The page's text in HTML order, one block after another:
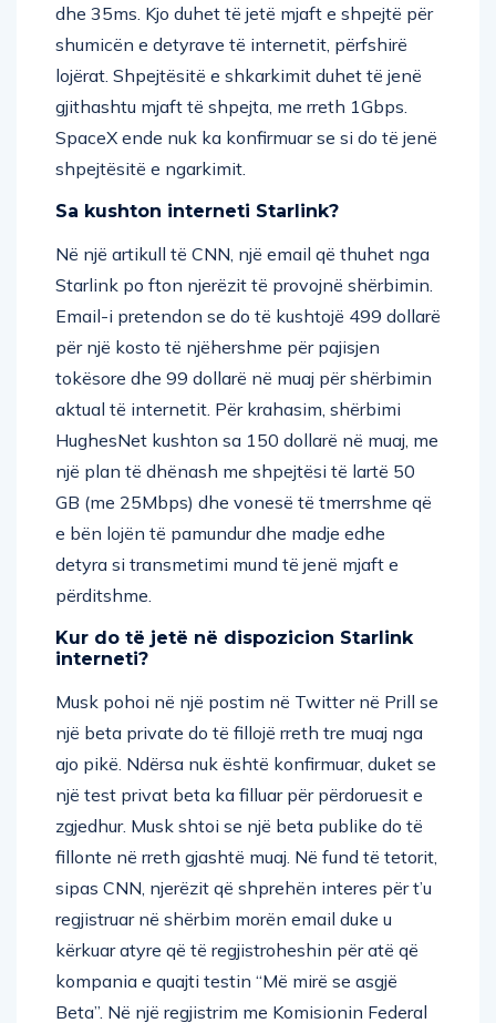
dhe 35ms. Kjo duhet të jetë mjaft e shpejtë për
shumicën e detyrave të internetit, përfshirë
lojërat. Shpejtësitë e shkarkimit duhet të jenë
gjithashtu mjaft të shpejta, me rreth 1Gbps.
SpaceX ende nuk ka konfirmuar se si do të jenë
shpejtësitë e ngarkimit.
Sa kushton interneti Starlink?
Në një artikull të CNN, një email që thuhet nga
Starlink po fton njerëzit të provojnë shërbimin.
Email-i pretendon se do të kushtojë 499 dollarë
për një kosto të njëhershme për pajisjen
tokësore dhe 99 dollarë në muaj për shërbimin
aktual të internetit. Për krahasim, shërbimi
HughesNet kushton sa 150 dollarë në muaj, me
një plan të dhënash me shpejtësi të lartë 50
GB (me 25Mbps) dhe vonesë të tmerrshme që
e bën lojën të pamundur dhe madje edhe
detyra si transmetimi mund të jenë mjaft e
përditshme.
Kur do të jetë në dispozicion Starlink
interneti?
Musk pohoi në një postim në Twitter në Prill se
një beta private do të fillojë rreth tre muaj nga
ajo pikë. Ndërsa nuk është konfirmuar, duket se
një test privat beta ka filluar për përdoruesit e
zgjedhur. Musk shtoi se një beta publike do të
fillonte në rreth gjashtë muaj. Në fund të tetorit,
sipas CNN, njerëzit që shprehën interes për t’u
regjistruar në shërbim morën email duke u
kërkuar atyre që të regjistroheshin për atë që
kompania e quajti testin “Më mirë se asgjë
Beta”. Në një regjistrim me Komisionin Federal